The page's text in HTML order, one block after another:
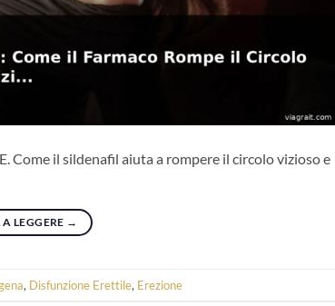
Come il sildenafil aiuta a rompere il circolo vizioso e
LEGGERE →
, Disfunzione Erettile, Erezione